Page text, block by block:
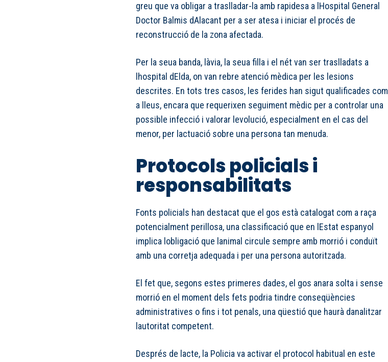
greu que va obligar a traslladar-la amb rapidesa a lHospital General
Doctor Balmis dAlacant per a ser atesa i iniciar el procés de
reconstrucció de la zona afectada.
Per la seua banda, làvia, la seua filla i el nét van ser traslladats a
lhospital dElda, on van rebre atenció mèdica per les lesions
descrites. En tots tres casos, les ferides han sigut qualificades com
a lleus, encara que requerixen seguiment mèdic per a controlar una
possible infecció i valorar levolució, especialment en el cas del
menor, per lactuació sobre una persona tan menuda.
Protocols policials i
responsabilitats
Fonts policials han destacat que el gos està catalogat com a raça
potencialment perillosa, una classificació que en lEstat espanyol
implica lobligació que lanimal circule sempre amb morrió i conduït
amb una corretja adequada i per una persona autoritzada.
El fet que, segons estes primeres dades, el gos anara solta i sense
morrió en el moment dels fets podria tindre conseqüències
administratives o fins i tot penals, una qüestió que haurà danalitzar
lautoritat competent.
Després de lacte, la Policia va activar el protocol habitual en este